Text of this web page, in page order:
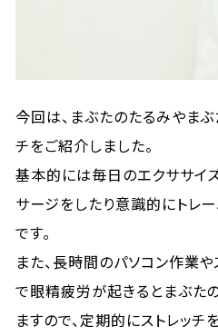
今回は、まぶたのたるみやま
チをご紹介しました。
基本的には毎日のエクササイ
サージをしたり意識的にトレ
です。
また、長時間のパソコン作業
で眼精疲労が起きるとまぶた
ますので、定期的にストレッ